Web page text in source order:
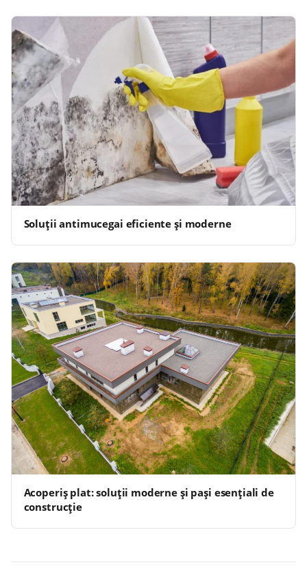
Soluții antimucegai eficiente și moderne
Acoperiș plat: soluții moderne și pași esențiali de
construcție